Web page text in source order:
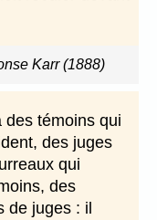
Karr (1888)
des témoins qui
des juges
qui
des
de juges : il